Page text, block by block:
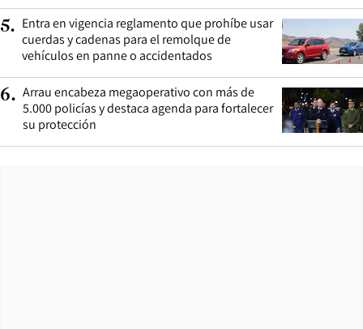
5. Entra en vigencia reglamento que prohíbe usar
cuerdas y cadenas para el remolque de
vehículos en panne o accidentados
6. Arrau encabeza megaoperativo con más de
5.000 policías y destaca agenda para fortalecer
su protección